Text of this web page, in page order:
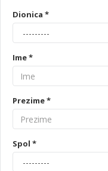
Dionica *
Ime *
Prezime *
Spol *